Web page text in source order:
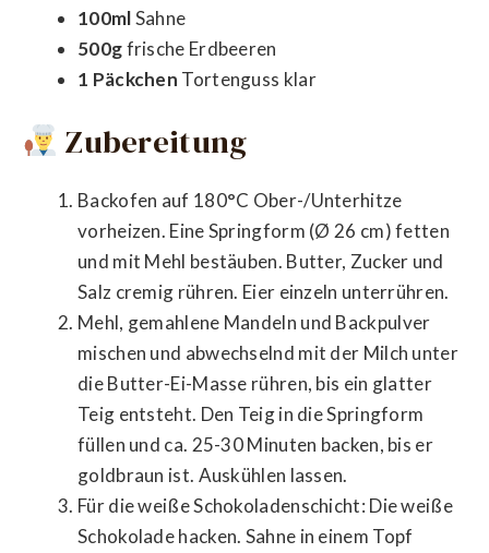
100mlSahne
500gfrische Erdbeeren
1 Päckchen Tortenguss klar
Zubereitung
Backofen auf 180°C Ober-/Unterhitze
vorheizen. Eine Springform (Ø 26 cm) fetten
und mit Mehl bestäuben. Butter, Zucker und
Salz cremig rühren. Eier einzeln unterrühren.
Mehl, gemahlene Mandeln und Backpulver
mischen und abwechselnd mit der Milch unter
die Butter-Ei-Masse rühren, bis ein glatter
Teig entsteht. Den Teig in die Springform
füllen und ca. 25-30 Minuten backen, bis er
goldbraun ist. Auskühlen lassen.
Für die weiße Schokoladenschicht: Die weiße
Schokolade hacken. Sahne in einem Topf